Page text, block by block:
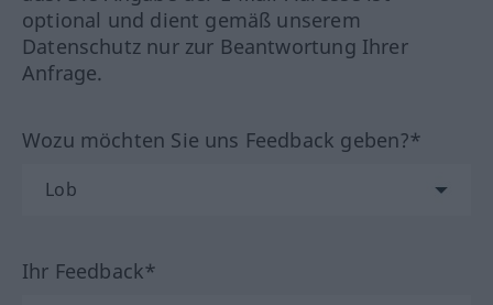
optional und dient gemäß unserem
Datenschutz nur zur Beantwortung Ihrer
Anfrage.
Wozu möchten Sie uns Feedback geben?*
Ihr Feedback*